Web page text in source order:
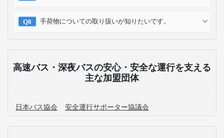
手荷物についての取り扱いが知りたいです。
高速バス・深夜バスの安心・安全な運行を支える
主な加盟団体
日本バス協会 安全運行サポーター協議会